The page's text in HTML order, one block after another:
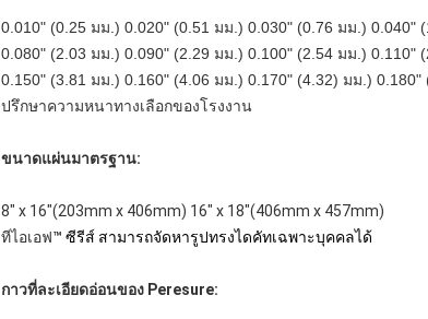
0.010" (0.25 มม.) 0.020" (0.51 มม.) 0.030" (0.76 มม.)
0.080" (2.03 มม.) 0.090" (2.29 มม.) 0.100" (2.54 มม.)
0.150" (3.81 มม.) 0.160" (4.06 มม.) 0.170" (4.32) มม.)
ปรึกษาความหนาทางเลือกของโรงงาน
ขนาดแผ่นมาตรฐาน:
8" x 16"(203mm x 406mm) 16" x 18"(406mm x 457mm)
ทีไอเอฟ™ ซีรีส์ สามารถจัดหารูปทรงไดคัทเฉพาะบุคคลได้
กาวที่ละเอียดอ่อนของ Peresure: